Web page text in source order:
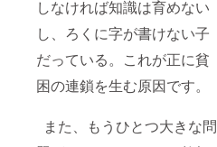
しなければ知識は育めない
し、ろくに字が書けない子
だっている。これが正に貧
困の連鎖を生む原因です。
また、もうひとつ大きな問